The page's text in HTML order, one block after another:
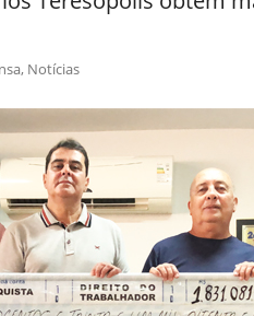
, Notícias